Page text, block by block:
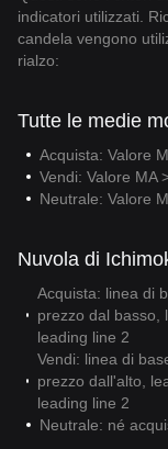
indicatori utilizzati.
candela vengono
rialzo:
Tutte le medie
Acquista: Valore
Vendi: Valore MA
Neutrale: Valore
Nuvola di
Acquista: linea di
prezzo dal basso,
leading line 2
Vendi: linea di
prezzo dall'alto,
leading line 2
Neutrale: né